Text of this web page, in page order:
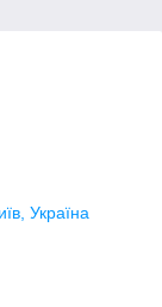
Україна